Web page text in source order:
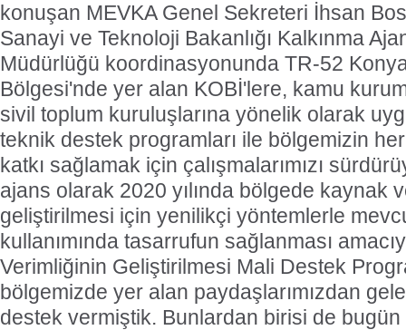
konuşan MEVKA Genel Sekreteri İhsan
Sanayi ve Teknoloji Bakanlığı Kalkınma
Müdürlüğü koordinasyonunda TR-52
Bölgesi'nde yer alan KOBİ'lere, kamu
sivil toplum kuruluşlarına yönelik olarak
teknik destek programları ile bölgemizin
katkı sağlamak için çalışmalarımızı
ajans olarak 2020 yılında bölgede kaynak
geliştirilmesi için yenilikçi yöntemlerle
kullanımında tasarrufun sağlanması
Verimliğinin Geliştirilmesi Mali Destek
bölgemizde yer alan paydaşlarımızdan
destek vermiştik. Bunlardan birisi de